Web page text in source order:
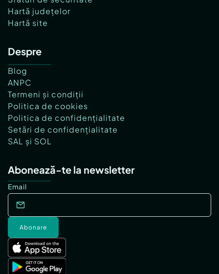
Hartă județelor
Hartă site
Despre
Blog
ANPC
Termeni și condiții
Politica de cookies
Politica de confidențialitate
Setări de confidențialitate
SAL și SOL
Abonează-te la newsletter
Email
Abonare